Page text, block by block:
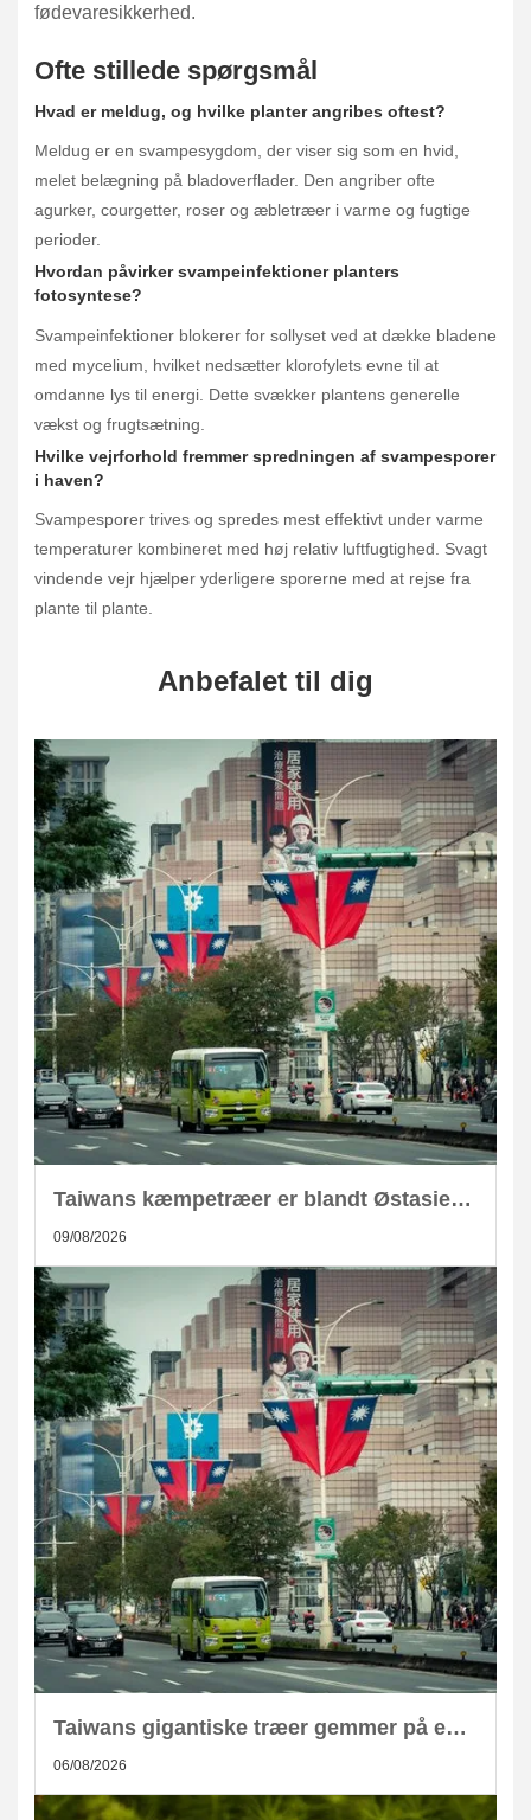
fødevaresikkerhed.
Ofte stillede spørgsmål
Hvad er meldug, og hvilke planter angribes oftest?
Meldug er en svampesygdom, der viser sig som en hvid,
melet belægning på bladoverflader. Den angriber ofte
agurker, courgetter, roser og æbletræer i varme og fugtige
perioder.
Hvordan påvirker svampeinfektioner planters
fotosyntese?
Svampeinfektioner blokerer for sollyset ved at dække bladene
med mycelium, hvilket nedsætter klorofylets evne til at
omdanne lys til energi. Dette svækker plantens generelle
vækst og frugtsætning.
Hvilke vejrforhold fremmer spredningen af svampesporer
i haven?
Svampesporer trives og spredes mest effektivt under varme
temperaturer kombineret med høj relativ luftfugtighed. Svagt
vindende vejr hjælper yderligere sporerne med at rejse fra
plante til plante.
Anbefalet til dig
Taiwans kæmpetræer er blandt Østasiens største kulstoflagre
09/08/2026
Taiwans gigantiske træer gemmer på enorm CO2-lagring
06/08/2026